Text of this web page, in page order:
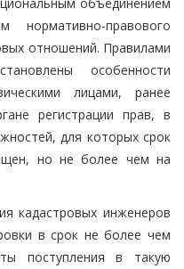
правового
отношений. Правилами
особенности
лицами, ранее
регистрации прав, в
для которых срок
но не более чем на
кадастровых инженеров
в срок не более чем
поступления в такую